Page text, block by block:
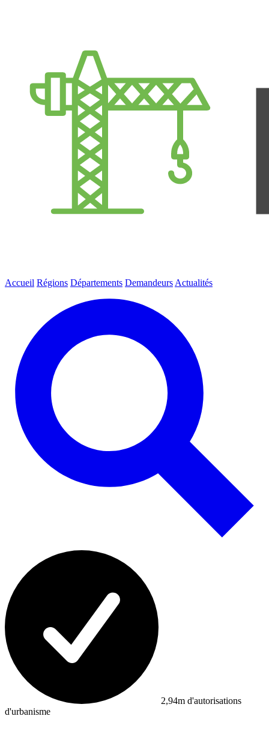
Accueil Régions Départements Demandeurs Actualités
2,94m d'autorisations
d'urbanisme